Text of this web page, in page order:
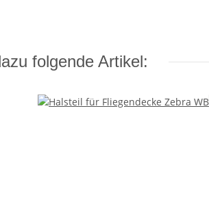
folgende Artikel: